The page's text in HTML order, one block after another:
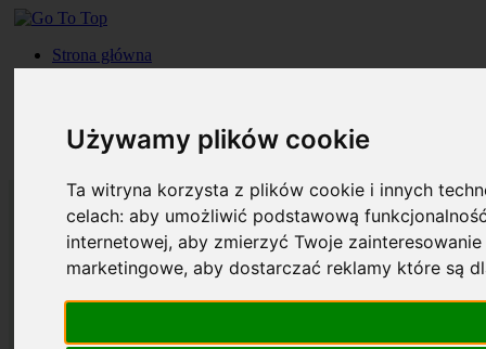
Używamy plików cookie
Ta witryna korzysta z plików cookie i innych
celach:aby umożliwić podstawową
internetowej,aby zmierzyć Twoje
marketingowe,aby dostarczać reklamy które są
Strona główna
Roczniki
Kontakt
Szukaj